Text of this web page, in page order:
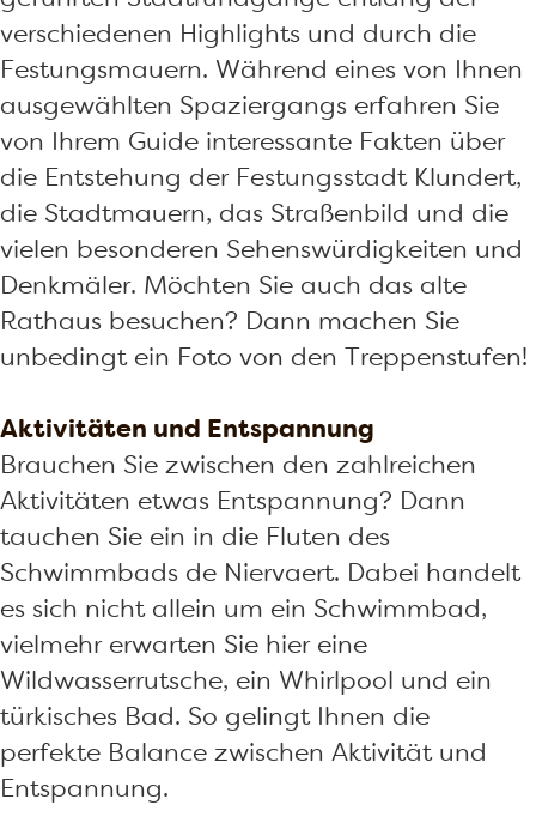
verschiedenen Highlights und durch die
Festungsmauern. Während eines von Ihnen
ausgewählten Spaziergangs erfahren Sie
von Ihrem Guide interessante Fakten über
die Entstehung der Festungsstadt Klundert,
die Stadtmauern, das Straßenbild und die
vielen besonderen Sehenswürdigkeiten und
Denkmäler. Möchten Sie auch das alte
Rathaus besuchen? Dann machen Sie
unbedingt ein Foto von den Treppenstufen!
Aktivitäten und Entspannung
Brauchen Sie zwischen den zahlreichen
Aktivitäten etwas Entspannung? Dann
tauchen Sie ein in die Fluten des
Schwimmbads de Niervaert. Dabei handelt
es sich nicht allein um ein Schwimmbad,
vielmehr erwarten Sie hier eine
Wildwasserrutsche, ein Whirlpool und ein
türkisches Bad. So gelingt Ihnen die
perfekte Balance zwischen Aktivität und
Entspannung.